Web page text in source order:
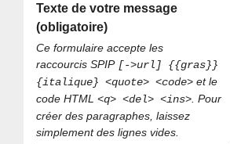
Texte de votre message
(obligatoire)
Ce formulaire accepte les
raccourcis SPIP [->url] {{gras}}
{italique} <quote> <code> et le
code HTML<q> <del> <ins> . Pour
créer des paragraphes, laissez
simplement des lignes vides.